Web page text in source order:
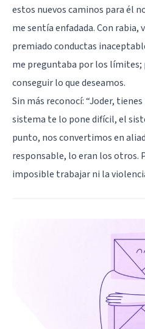
estos nuevos caminos para él
me sentía enfadada. Con rabia,
premiado conductas
me preguntaba por los límites;
conseguir lo que deseamos.
Sin más reconocí: “Joder,
sistema te lo pone difícil, el
punto, nos convertimos en
responsable, lo eran los otros.
imposible trabajar ni la